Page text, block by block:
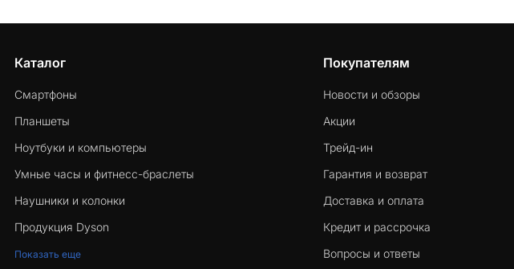
Каталог
Смартфоны
Планшеты
Ноутбуки и компьютеры
Умные часы и фитнесс-браслеты
Наушники и колонки
Продукция Dyson
Показать еще
Покупателям
Новости и обзоры
Акции
Трейд-ин
Гарантия и возврат
Доставка и оплата
Кредит и рассрочка
Вопросы и ответы